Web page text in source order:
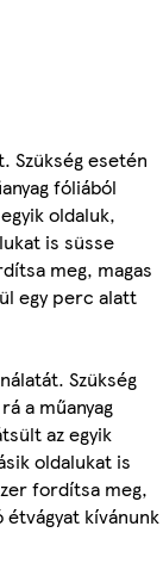
Szükség esetén
fóliából
oldaluk,
is süsse
meg, magas
egy perc alatt
Szükség
a műanyag
az egyik
oldalukat is
fordítsa meg,
kívánunk